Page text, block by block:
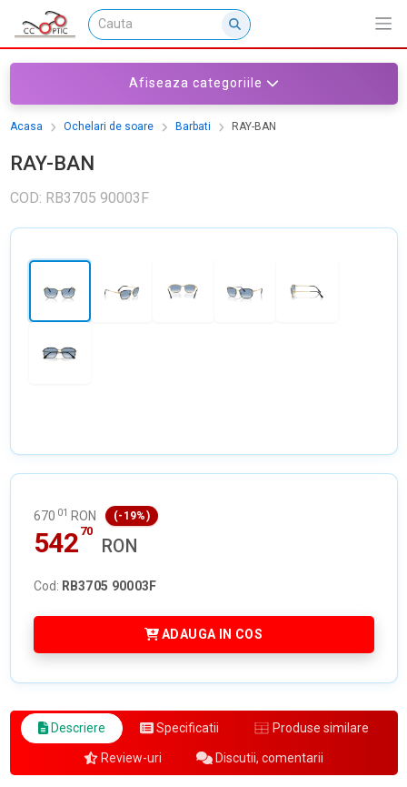
Afiseaza categoriile
Acasa Ochelari de soare Barbati RAY-BAN
RAY-BAN
COD: RB3705 90003F
670 01 RON (-19%)
542 70
RON
Cod: RB3705 90003F
ADAUGA IN COS
Descriere Specificatii Produse similare
Review-uri Discutii, comentarii